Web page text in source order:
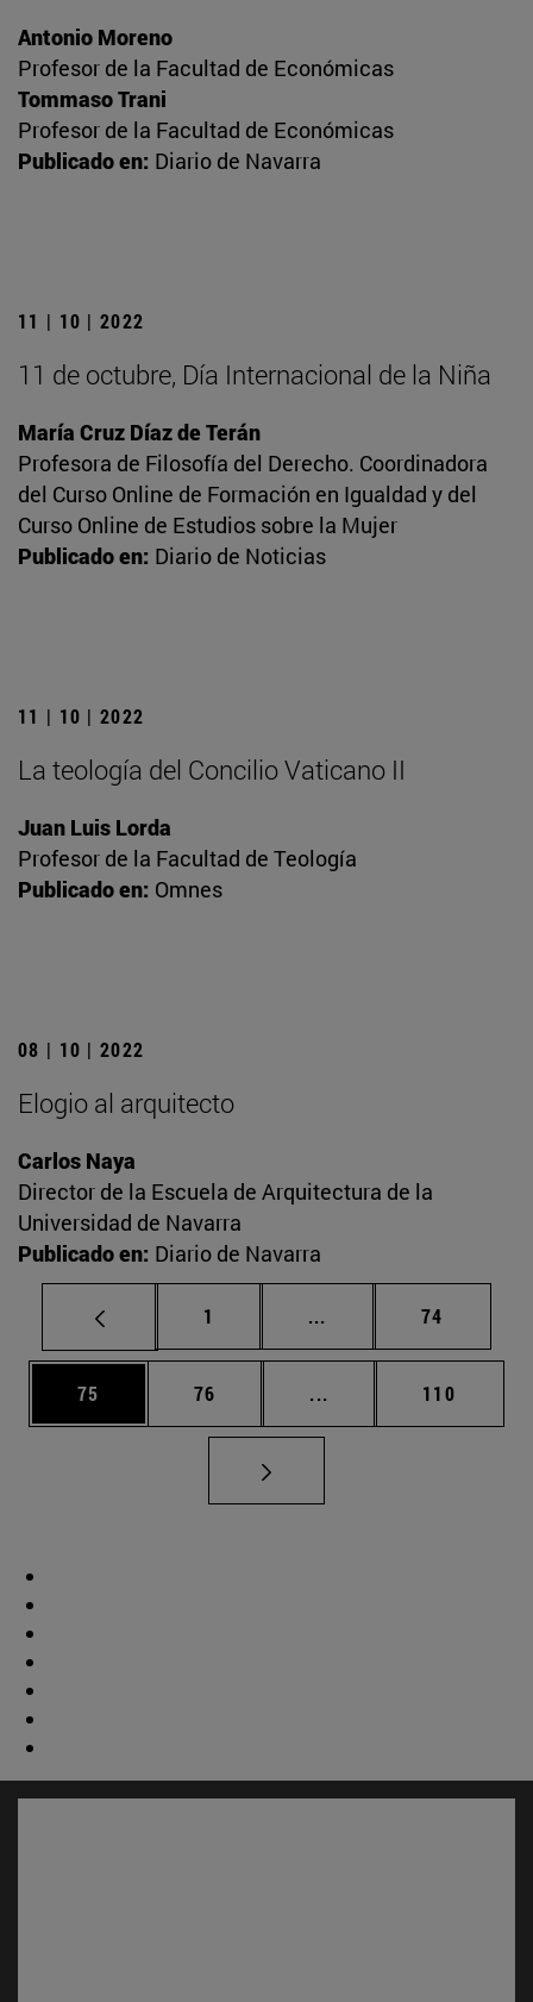
Antonio Moreno
Profesor de la Facultad de Económicas
Tommaso Trani
Profesor de la Facultad de Económicas
Publicado en: Diario de Navarra
11 | 10 | 2022
11 de octubre, Día Internacional de la Niña
María Cruz Díaz de Terán
Profesora de Filosofía del Derecho. Coordinadora
del Curso Online de Formación en Igualdad y del
Curso Online de Estudios sobre la Mujer
Publicado en: Diario de Noticias
11 | 10 | 2022
La teología del Concilio Vaticano II
Juan Luis Lorda
Profesor de la Facultad de Teología
Publicado en: Omnes
08 | 10 | 2022
Elogio al arquitecto
Carlos Naya
Director de la Escuela de Arquitectura de la
Universidad de Navarra
Publicado en: Diario de Navarra
Página
1 ... Páginas intermedias
Página
74
Página
75 Página
76 ... Páginas intermedias
Página
110